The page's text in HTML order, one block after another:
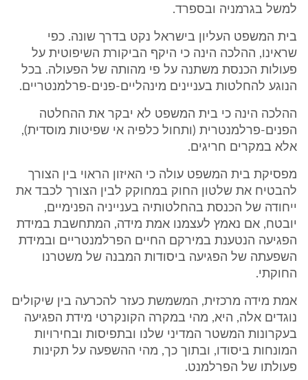
למשל בגרמניה ובספרד.
בית המשפט העליון בישראל נקט בדרך שונה. כפי
שראינו, ההלכה הינה כי היקף הביקורת השיפוטית על
פעולות הכנסת משתנה על פי מהותה של הפעולה. בכל
הנוגע להחלטות בעניינים מינהליים-פנים-פרלמנטריים.
ההלכה הינה כי בית המשפט לא יבקר את ההחלטה
הפנים-פרלמנטרית (ותחול כלפיה אי שפיטות מוסדית),
אלא במקרים חריגים.
מפסיקת בית המשפט עולה כי האיזון הראוי בין הצורך
להבטיח את שלטון החוק במחוקק לבין הצורך לכבד את
ייחודה של הכנסת בהחלטותיה בענייניה הפנימיים,
יובטח, אם נאמץ לעצמנו אמת מידה, המתחשבת במידת
הפגיעה הנטענת במירקם החיים הפרלמנטריים ובמידת
השפעתה של הפגיעה ביסודות המבנה של משטרנו
החוקתי.
אמת מידה מרכזית, המשמשת כעזר להכרעה בין שיקולים
נוגדים אלה, היא, מהי במקרה הקונקרטי מידת הפגיעה
בעקרונות המשטר המדיני שלנו ובתפיסות ובחירויות
המונחות ביסודו, ובתוך כך, מהי ההשפעה על תקינות
פעולתו של הפרלמנט.